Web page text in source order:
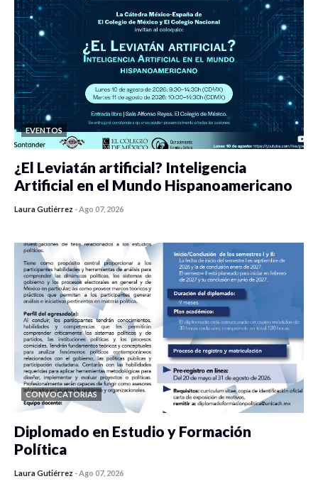
EVENTOS
¿El Leviatán artificial? Inteligencia
Artificial en el Mundo Hispanoamericano
Laura Gutiérrez -Ago 07, 2026
CONVOCATORIAS
Diplomado en Estudio y Formación
Política
Laura Gutiérrez -Ago 07, 2026